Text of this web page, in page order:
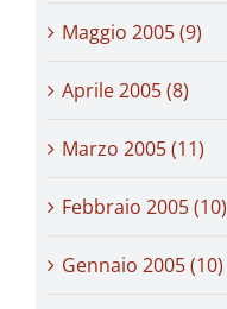
Maggio 2005 (9)
Aprile 2005 (8)
Marzo 2005 (11)
Febbraio 2005 (10)
Gennaio 2005 (10)